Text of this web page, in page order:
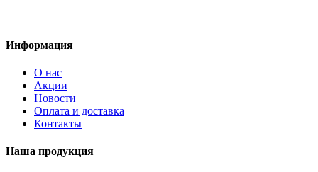
Информация
О нас
Акции
Новости
Оплата и доставка
Контакты
Наша продукция